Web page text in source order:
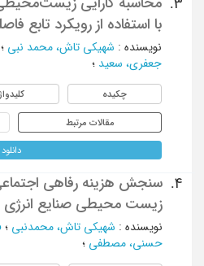
3.
با استفاده از رویکرد تابع
نویسنده : شهیکی تاش، محمد نبی ؛
جعفری، سعید ؛
چکیده
مقالات مرتبط
دانلود
4.
سنجش هزینه رفاهی
زیست محیطی صنایع انرژی
نویسنده : شهیکی تاش، محمدنبی ؛
حسنی، مصطفی ؛